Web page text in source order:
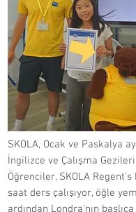
SKOLA, Ocak ve Paskalya
İngilizce ve Çalışma
Öğrenciler, SKOLA
saat ders çalışıyor, öğle
ardından Londra'nın